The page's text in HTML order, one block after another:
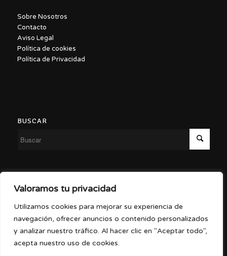
Valoramos tu privacidad
Utilizamos cookies para mejorar su experiencia de
navegación, ofrecer anuncios o contenido personalizados
y analizar nuestro tráfico. Al hacer clic en "Aceptar todo",
acepta nuestro uso de cookies.
Sobre Nosotros
Contacto
Aviso Legal
Política de cookies
Política de Privacidad
BUSCAR